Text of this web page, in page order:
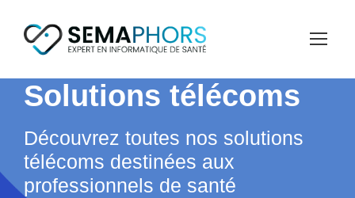
Solutions télécoms
Découvrez toutes nos solutions
télécoms destinées aux
professionnels de santé